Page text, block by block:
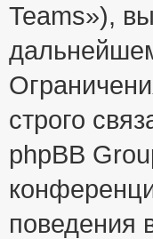
Teams»),
строго
phpBB
поведения